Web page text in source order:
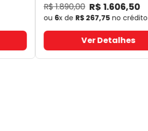
R$1.890,00 R$ 1.606,50
ou 6x de R$ 267,75 no crédito
Ver Detalhes